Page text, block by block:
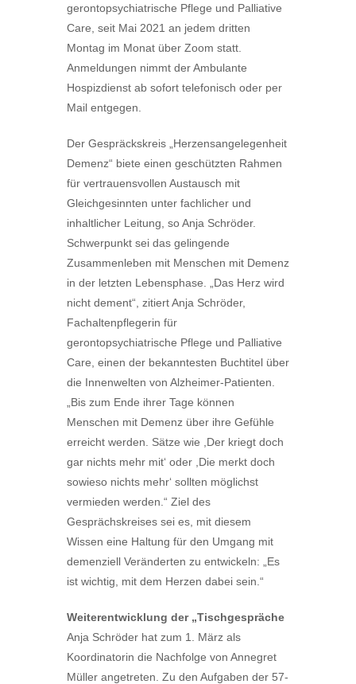
gerontopsychiatrische Pflege und Palliative
Care, seit Mai 2021 an jedem dritten
Montag im Monat über Zoom statt.
Anmeldungen nimmt der Ambulante
Hospizdienst ab sofort telefonisch oder per
Mail entgegen.
Der Gespräckskreis „Herzensangelegenheit
Demenz“ biete einen geschützten Rahmen
für vertrauensvollen Austausch mit
Gleichgesinnten unter fachlicher und
inhaltlicher Leitung, so Anja Schröder.
Schwerpunkt sei das gelingende
Zusammenleben mit Menschen mit Demenz
in der letzten Lebensphase. „Das Herz wird
nicht dement“, zitiert Anja Schröder,
Fachaltenpflegerin für
gerontopsychiatrische Pflege und Palliative
Care, einen der bekanntesten Buchtitel über
die Innenwelten von Alzheimer-Patienten.
„Bis zum Ende ihrer Tage können
Menschen mit Demenz über ihre Gefühle
erreicht werden. Sätze wie ,Der kriegt doch
gar nichts mehr mit‘ oder ,Die merkt doch
sowieso nichts mehr‘ sollten möglichst
vermieden werden.“ Ziel des
Gesprächskreises sei es, mit diesem
Wissen eine Haltung für den Umgang mit
demenziell Veränderten zu entwickeln: „Es
ist wichtig, mit dem Herzen dabei sein.“
Weiterentwicklung der „Tischgespräche
Anja Schröder hat zum 1. März als
Koordinatorin die Nachfolge von Annegret
Müller angetreten. Zu den Aufgaben der 57-